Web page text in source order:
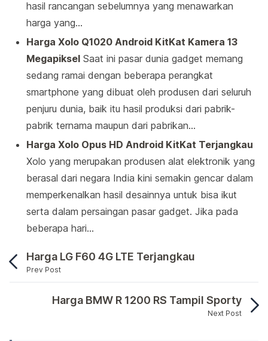
hasil rancangan sebelumnya yang menawarkan
harga yang…
Harga Xolo Q1020 Android KitKat Kamera 13
Megapiksel Saat ini pasar dunia gadget memang
sedang ramai dengan beberapa perangkat
smartphone yang dibuat oleh produsen dari seluruh
penjuru dunia, baik itu hasil produksi dari pabrik-
pabrik ternama maupun dari pabrikan…
Harga Xolo Opus HD Android KitKat Terjangkau
Xolo yang merupakan produsen alat elektronik yang
berasal dari negara India kini semakin gencar dalam
memperkenalkan hasil desainnya untuk bisa ikut
serta dalam persaingan pasar gadget. Jika pada
beberapa hari…
Harga LG F60 4G LTE Terjangkau
Prev Post
Membahas tentang smartphone memang tidak
Harga BMW R 1200 RS Tampil Sporty
Next Post